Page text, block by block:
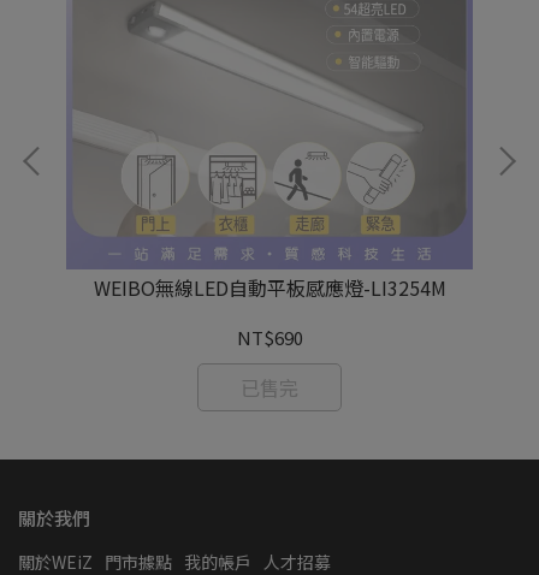
WEIBO無線LED自動平板感應燈-LI3254M
NT$690
已售完
關於我們
關於WEiZ 門市據點 我的帳戶 人才招募